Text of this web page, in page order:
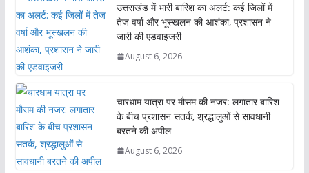
उत्तराखंड में भारी बारिश का अलर्ट: कई जिलों में
तेज वर्षा और भूस्खलन की आशंका, प्रशासन ने
जारी की एडवाइजरी
August 6, 2026
चारधाम यात्रा पर मौसम की नजर: लगातार बारिश
के बीच प्रशासन सतर्क, श्रद्धालुओं से सावधानी
बरतने की अपील
August 6, 2026